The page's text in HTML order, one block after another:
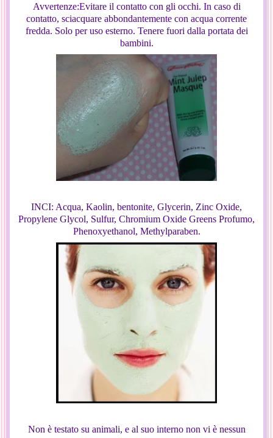
Avvertenze:Evitare il contatto con gli occhi. In caso di
contatto, sciacquare abbondantemente con acqua corrente
fredda. Solo per uso esterno. Tenere fuori dalla portata dei
bambini.
INCI: Acqua, Kaolin, bentonite, Glycerin, Zinc Oxide,
Propylene Glycol, Sulfur, Chromium Oxide Greens Profumo,
Phenoxyethanol, Methylparaben.
Non è testato su animali, e al suo interno non vi è nessun